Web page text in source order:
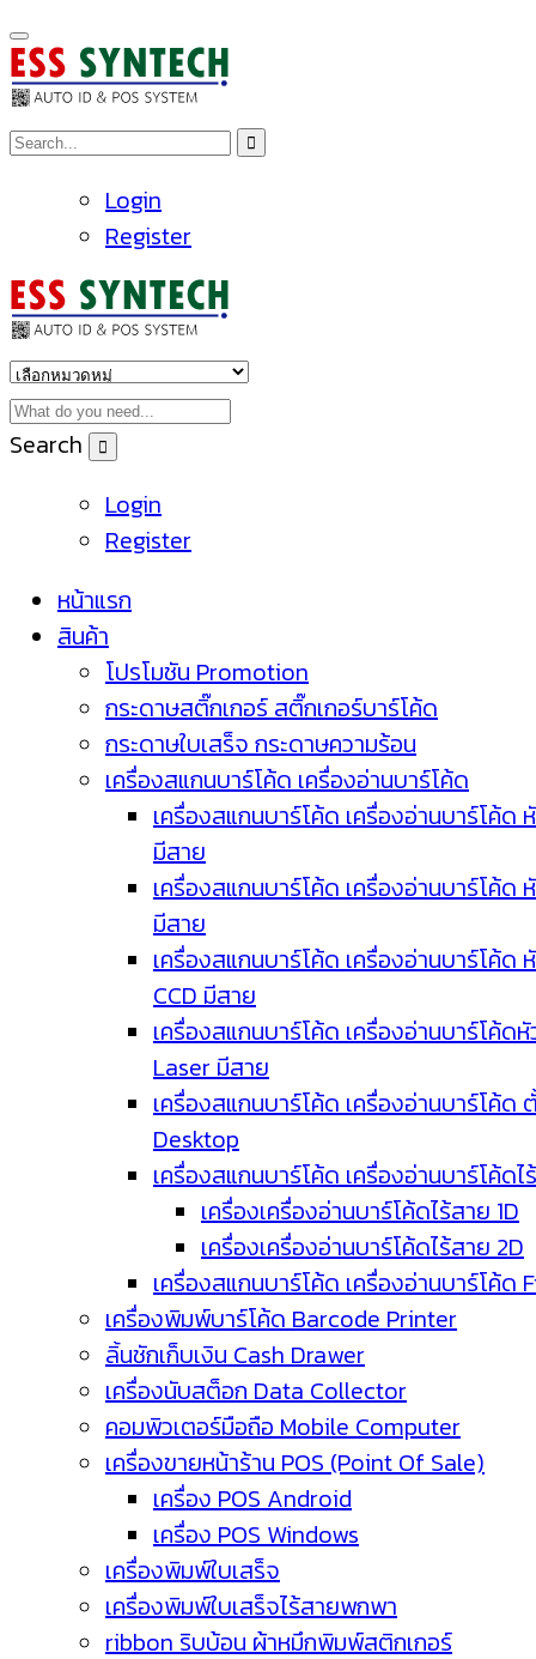
Login
Register
Search
Login
Register
หน้าแรก
สินค้า
โปรโมชัน Promotion
กระดาษสติ๊กเกอร์ สติ๊กเกอร์บาร์โค้ด
กระดาษใบเสร็จ กระดาษความร้อน
เครื่องสแกนบาร์โค้ด เครื่องอ่านบาร์โค้ด
เครื่องสแกนบาร์โค้ด เครื่องอ่านบาร์โค้ด
มีสาย
เครื่องสแกนบาร์โค้ด เครื่องอ่านบาร์โค้ด
มีสาย
เครื่องสแกนบาร์โค้ด เครื่องอ่านบาร์โค้ด
CCD มีสาย
เครื่องสแกนบาร์โค้ด เครื่องอ่านบาร์โค้ด
Laser มีสาย
เครื่องสแกนบาร์โค้ด เครื่องอ่านบาร์โค้ด
Desktop
เครื่องสแกนบาร์โค้ด เครื่องอ่านบาร์โค้ดไ
เครื่องเครื่องอ่านบาร์โค้ดไร้สาย 1D
เครื่องเครื่องอ่านบาร์โค้ดไร้สาย 2D
เครื่องสแกนบาร์โค้ด เครื่องอ่านบาร์โค้ด
เครื่องพิมพ์บาร์โค้ด Barcode Printer
ลิ้นชักเก็บเงิน Cash Drawer
เครื่องนับสต็อก Data Collector
คอมพิวเตอร์มือถือ Mobile Computer
เครื่องขายหน้าร้าน POS (Point Of Sale)
เครื่อง POS Android
เครื่อง POS Windows
เครื่องพิมพ์ใบเสร็จ
เครื่องพิมพ์ใบเสร็จไร้สายพกพา
ribbon ริบบ้อน ผ้าหมึกพิมพ์สติกเกอร์